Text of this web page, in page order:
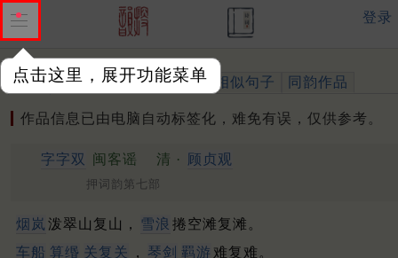
点击这里，展开功能菜单
登录
作品 标注四声 出处、引用 相似句子 同韵作品
作品信息已由电脑自动标签化，难免有误，仅供参考。
字字双 闽客谣 清 · 顾贞观
押词韵第七部
烟岚 泼翠山复山， 雪浪 捲空滩复滩。
车船 算缗 关复关 ， 琴剑 羁游 难复难。